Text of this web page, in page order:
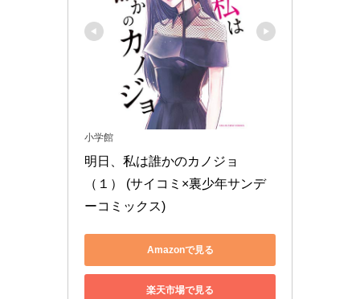
小学館
明日、私は誰かのカノジョ
（１） (サイコミ×裏少年サンデ
ーコミックス)
Amazonで見る
楽天市場で見る